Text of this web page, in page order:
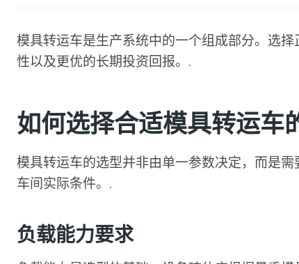
模具转运车是生产系统中的一个组成部分。选
性以及更优的长期投资回报。.
如何选择合适模具转运车
模具转运车的选型并非由单一参数决定，而是
车间实际条件。.
负载能力要求